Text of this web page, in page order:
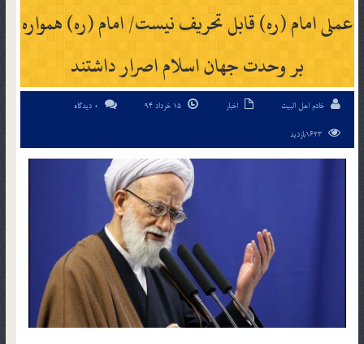
عملی امام (ره) قابل تحریف نیست/ امام (ره) همواره
بر وحدت جهان اسلام اصرار داشتند
خادم اهل البیت اخبار 0 دیدگاه